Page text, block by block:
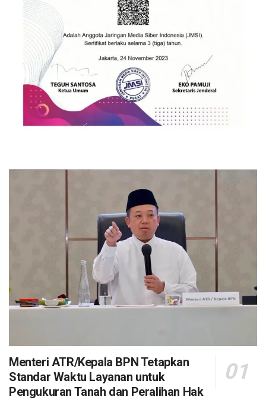
Menteri ATR/Kepala BPN Tetapkan
Standar Waktu Layanan untuk
Pengukuran Tanah dan Peralihan Hak